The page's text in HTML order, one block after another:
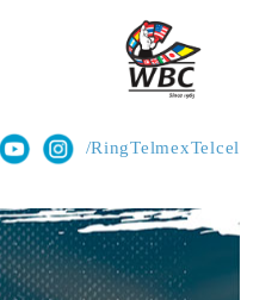
/RingTelmexTelcel